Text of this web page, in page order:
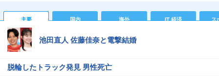
主要 国内 海外 IT 経済 ス
池田直人 佐藤佳奈と電撃結婚
脱輪したトラック発見 男性死亡